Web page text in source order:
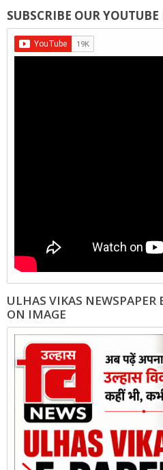
SUBSCRIBE OUR
ULHAS VIKAS NEWSPAPER
ON IMAGE